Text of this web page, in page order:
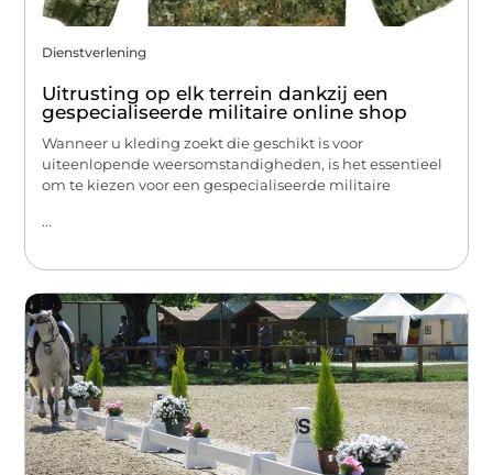
Dienstverlening
Uitrusting op elk terrein dankzij een
gespecialiseerde militaire online shop
Wanneer u kleding zoekt die geschikt is voor
uiteenlopende weersomstandigheden, is het essentieel
om te kiezen voor een gespecialiseerde militaire
...